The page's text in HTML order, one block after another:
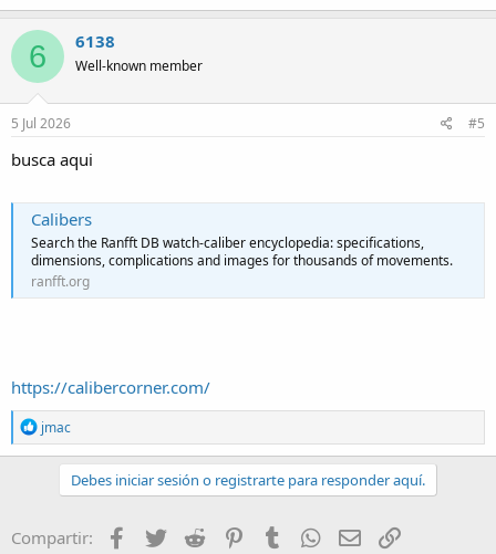
6 6138
Well-known member
5 Jul 2026 #5
busca aqui
Calibers
Search the Ranfft DB watch-caliber encyclopedia: specifications,
dimensions, complications and images for thousands of movements.
ranfft.org
https://calibercorner.com/
R
e
a
o
n
jmac
Debes iniciar sesión o registrarte para responder aquí.
Compartir: Facebook
Twitter Reddit PinterestTumblrWhatsApp
Email